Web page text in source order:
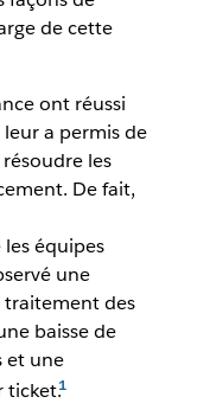
de cette
ont réussi
a permis de
les
De fait,
équipes
une
des
baisse de
et une
ticket.